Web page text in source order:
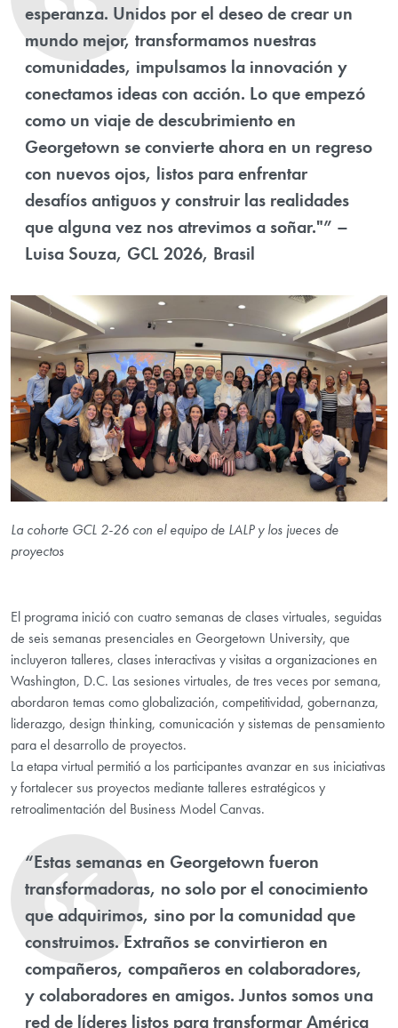
esperanza. Unidos por el deseo de crear un
mundo mejor, transformamos nuestras
comunidades, impulsamos la innovación y
conectamos ideas con acción. Lo que empezó
como un viaje de descubrimiento en
Georgetown se convierte ahora en un regreso
con nuevos ojos, listos para enfrentar
desafíos antiguos y construir las realidades
que alguna vez nos atrevimos a soñar."” –
Luisa Souza, GCL 2026, Brasil
La cohorte GCL 2-26 con el equipo de LALP y los jueces de
proyectos
El programa inició con cuatro semanas de clases virtuales, seguidas
de seis semanas presenciales en Georgetown University, que
incluyeron talleres, clases interactivas y visitas a organizaciones en
Washington, D.C. Las sesiones virtuales, de tres veces por semana,
abordaron temas como globalización, competitividad, gobernanza,
liderazgo, design thinking, comunicación y sistemas de pensamiento
para el desarrollo de proyectos.
La etapa virtual permitió a los participantes avanzar en sus iniciativas
y fortalecer sus proyectos mediante talleres estratégicos y
retroalimentación del Business Model Canvas.
“Estas semanas en Georgetown fueron
transformadoras, no solo por el conocimiento
que adquirimos, sino por la comunidad que
construimos. Extraños se convirtieron en
compañeros, compañeros en colaboradores,
y colaboradores en amigos. Juntos somos una
red de líderes listos para transformar América